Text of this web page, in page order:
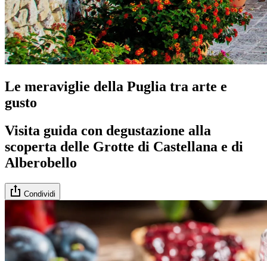
Le meraviglie della Puglia tra arte e
gusto
Visita guida con degustazione alla
scoperta delle Grotte di Castellana e di
Alberobello
Condividi